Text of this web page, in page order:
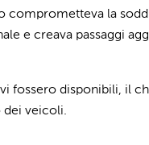
comprometteva la
e creava passaggi
fossero disponibili, il
dei veicoli.